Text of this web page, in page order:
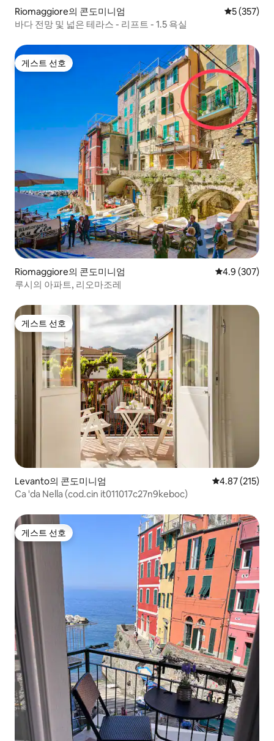
Riomaggiore의 콘도미니엄 평점 5점(5
5 (357)
바다 전망 및 넓은 테라스 - 리프트 - 1.5 욕실
게스트 선호
게스트 선호
Riomaggiore의 콘도미니엄 평점 4.9점(5
4.9 (307)
루시의 아파트, 리오마조레
게스트 선호
게스트 선호
Levanto의 콘도미니엄 평점 4.87점(5
4.87 (215)
Ca 'da Nella (cod.cin it011017c27n9keboc)
게스트 선호
게스트 선호